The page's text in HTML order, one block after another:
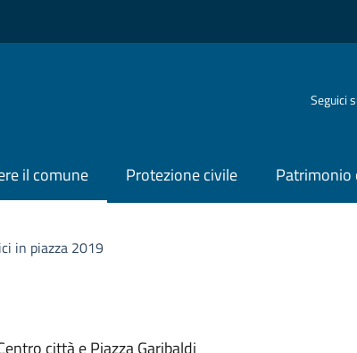
Seguici
il comune Protezione civile Patrimonio
in piazza 2019